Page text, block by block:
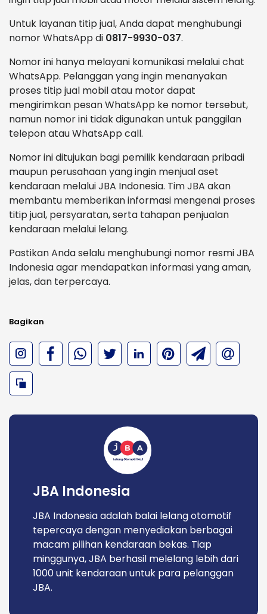
Untuk layanan titip jual, Anda dapat menghubungi
nomor WhatsApp di 0817-9930-037.
Nomor ini hanya melayani komunikasi melalui chat
WhatsApp. Pelanggan yang ingin menanyakan
proses titip jual mobil atau motor dapat
mengirimkan pesan WhatsApp ke nomor tersebut,
namun nomor ini tidak digunakan untuk panggilan
telepon atau WhatsApp call.
Nomor ini ditujukan bagi pemilik kendaraan pribadi
maupun perusahaan yang ingin menjual aset
kendaraan melalui JBA Indonesia. Tim JBA akan
membantu memberikan informasi mengenai proses
titip jual, persyaratan, serta tahapan penjualan
kendaraan melalui lelang.
Pastikan Anda selalu menghubungi nomor resmi JBA
Indonesia agar mendapatkan informasi yang aman,
jelas, dan terpercaya.
Bagikan
JBA Indonesia
JBA Indonesia adalah balai lelang otomotif
tepercaya dengan menyediakan berbagai
macam pilihan kendaraan bekas. Tiap
minggunya, JBA berhasil melelang lebih dari
1000 unit kendaraan untuk para pelanggan
JBA.